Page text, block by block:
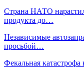
Страна НАТО
продукта до…
Независимые
просьбой…
Фекальная